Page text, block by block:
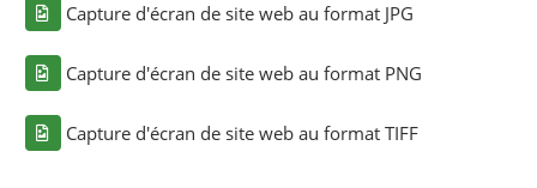
Capture d'écran de site web au format JPG
Capture d'écran de site web au format PNG
Capture d'écran de site web au format TIFF